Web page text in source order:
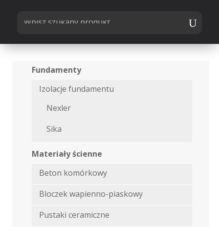
Fundamenty
Izolacje fundamentu
Nexler
Sika
Materiały ścienne
Beton komórkowy
Bloczek wapienno-piaskowy
Pustaki ceramiczne